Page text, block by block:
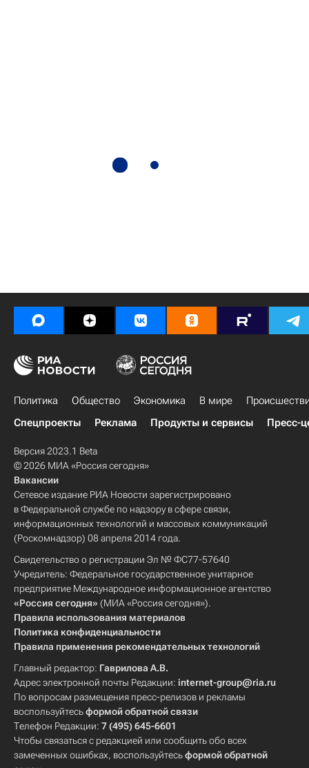
Политика Общество Экономика В мире
Спецпроекты
Реклама Продукты и сервисы Пресс-
Версия 2023.1 Beta
© 2026 МИА «Россия сегодня»
Вакансии
Сетевое издание РИА Новости зарегистрировано
в Федеральной службе по надзору в сфере связи,
информационных технологий и массовых коммуникаций
(Роскомнадзор) 08 апреля 2014 года.
Свидетельство о регистрации Эл № ФС77-57640
Учредитель: Федеральное государственное унитарное
предприятие Международное информационное агентство
«Россия сегодня» (МИА «Россия сегодня»).
Правила использования материалов
Политика конфиденциальности
Правила применения рекомендательных технологий
Главный редактор: Гаврилова А.В.
Адрес электронной почты Редакции: internet-group@ria.ru
По вопросам размещения пресс-релизов и рекламы
воспользуйтесьформой обратной связи
Телефон Редакции: 7 (495) 645-6601
Чтобы связаться с редакцией или сообщить обо всех
замеченных ошибках, воспользуйтесьформой обратной